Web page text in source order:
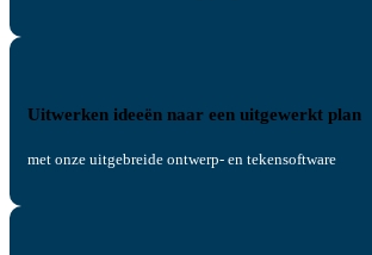
Uitwerken ideeën naar een uitgewerkt plan
met onze uitgebreide ontwerp- en tekensoftware